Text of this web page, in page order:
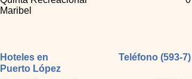
Maribel
Hoteles en
Puerto López
Teléfono (593-7)